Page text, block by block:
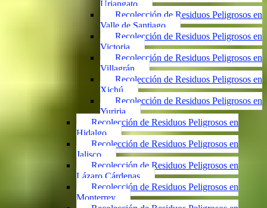
Uriangato
Recolección de Residuos Peligrosos en
Valle de Santiago
Recolección de Residuos Peligrosos en
Victoria
Recolección de Residuos Peligrosos en
Villagrán
Recolección de Residuos Peligrosos en
Xichú
Recolección de Residuos Peligrosos en
Yuriria
Recolección de Residuos Peligrosos en
Hidalgo
Recolección de Residuos Peligrosos en
Jalisco
Recolección de Residuos Peligrosos en
Lázaro Cárdenas
Recolección de Residuos Peligrosos en
Monterrey